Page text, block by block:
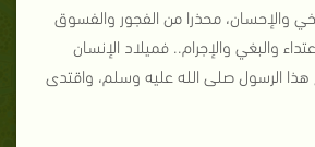
والإحسان، محذرا من الفجور والفسوق
والبغي والإجرام.. فميلاد الإنسان
هذا الرسول صلى الله عليه وسلم، واقتدى